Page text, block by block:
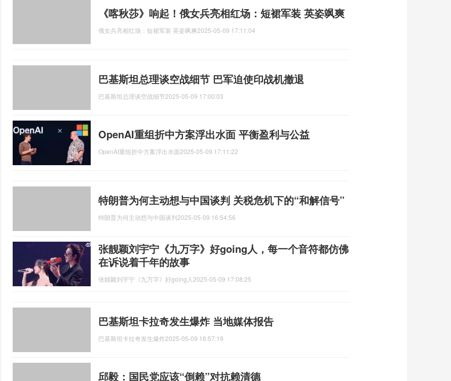
《喀秋莎》响起！俄女兵亮相红场：短裙军装 英姿飒爽
俄女兵亮相红场：短裙军装 英姿飒爽2025-05-09 17:11:04
巴基斯坦总理谈空战细节 巴军迫使印战机撤退
巴基斯坦总理谈空战细节2025-05-09 17:00:03
OpenAI重组折中方案浮出水面 平衡盈利与公益
OpenAI重组折中方案浮出水面2025-05-09 17:11:22
特朗普为何主动想与中国谈判 关税危机下的“和解信号”
特朗普为何主动想与中国谈判2025-05-09 16:54:56
张靓颖刘宇宁《九万字》好going人，每一个音符都仿佛
在诉说着千年的故事
张靓颖刘宇宁《九万字》好going人 2025-05-09 17:08:25
巴基斯坦卡拉奇发生爆炸 当地媒体报告
巴基斯坦卡拉奇发生爆炸2025-05-09 16:57:19
邱毅：国民党应该“倒赖”对抗赖清德